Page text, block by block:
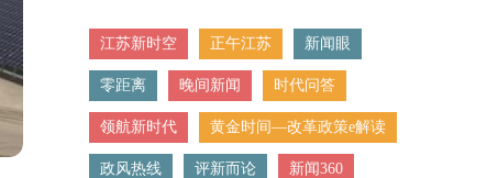
江苏新时空 正午江苏 新闻眼
零距离 晚间新闻 时代问答
领航新时代 黄金时间—改革政策e解读
政风热线 评新而论 新闻360